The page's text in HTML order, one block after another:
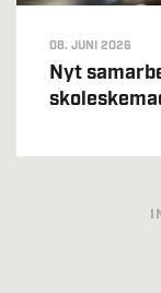
08. JUNI 2026
Nyt